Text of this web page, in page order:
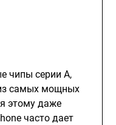
чипы серии A,
самых мощных
этому даже
часто дает